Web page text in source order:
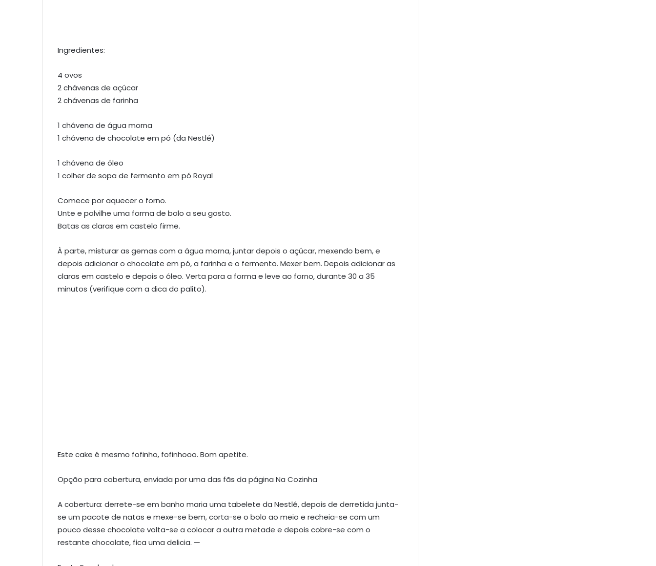
Ingredientes:
4 ovos
2 chávenas de açúcar
2 chávenas de farinha
1 chávena de água morna
1 chávena de chocolate em pó (da Nestlé)
1 chávena de óleo
1 colher de sopa de fermento em pó Royal
Comece por aquecer o forno.
Unte e polvilhe uma forma de bolo a seu gosto.
Batas as claras em castelo firme.
À parte, misturar as gemas com a água morna, juntar depois o açúcar, mexendo bem, e
depois adicionar o chocolate em pó, a farinha e o fermento. Mexer bem. Depois adicionar as
claras em castelo e depois o óleo. Verta para a forma e leve ao forno, durante 30 a 35
minutos (verifique com a dica do palito).
Este cake é mesmo fofinho, fofinhooo. Bom apetite.
Opção para cobertura, enviada por uma das fãs da página Na Cozinha
A cobertura: derrete-se em banho maria uma tabelete da Nestlé, depois de derretida junta-
se um pacote de natas e mexe-se bem, corta-se o bolo ao meio e recheia-se com um
pouco desse chocolate volta-se a colocar a outra metade e depois cobre-se com o
restante chocolate, fica uma delicia. —